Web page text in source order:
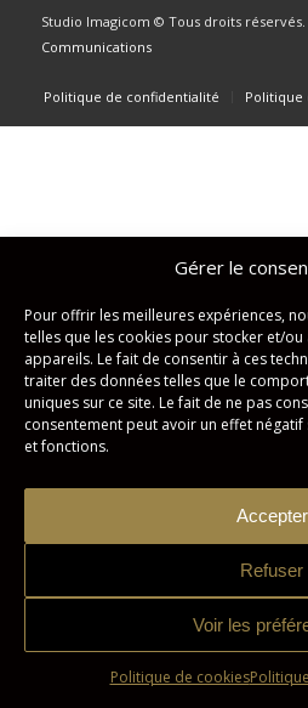
Gérer le
Pour offrir les meilleures expériences,
telles que les cookies pour stocker et/
appareils. Le fait de consentir à ces
traiter des données telles que le
uniques sur ce site. Le fait de ne pas
consentement peut avoir un effet
et fonctions.
Accepter
Refuser
Voir les
Politique de cookies
Studio Imagicom © Tous droits
Communications
Politique de confidentialité Politique